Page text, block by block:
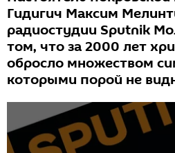
Гидигич Максим
радиостудии Sputnik
том, что за 2000 лет
обросло множеством
которыми порой не